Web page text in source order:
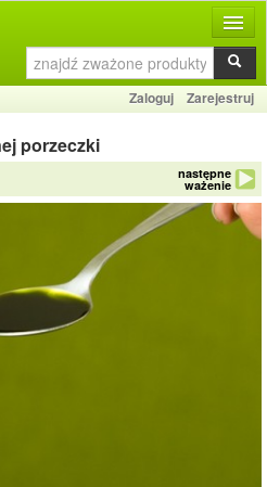
Zaloguj Zarejestruj
porzeczki
następne
ważenie